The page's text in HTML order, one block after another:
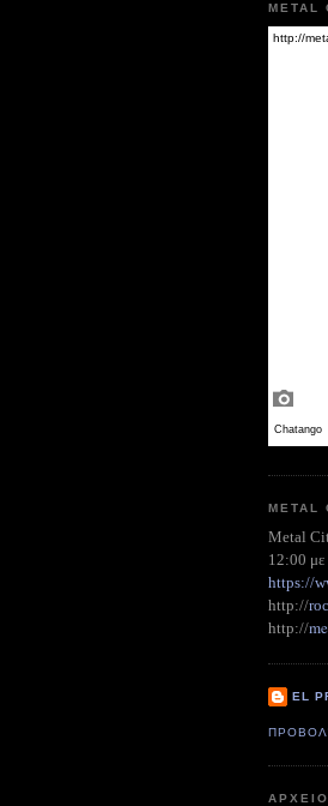
METAL
METAL
Metal
12:00 με
https://
http://
http://
EL